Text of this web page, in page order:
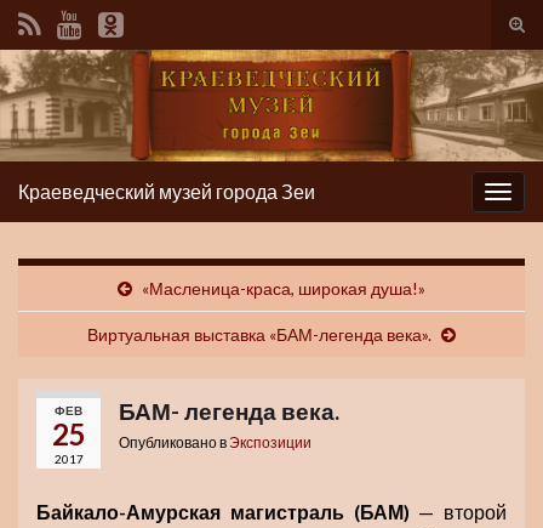
Вкл/
Вкл/
выкл
Краеведческий музей города Зеи
«Масленица-краса, широкая душа!»
Виртуальная выставка «БАМ-легенда века».
ФЕВ
25
2017
БАМ- легенда века.
Опубликовано вЭкспозиции
Байкало-Амурская магистраль (БАМ) — второй